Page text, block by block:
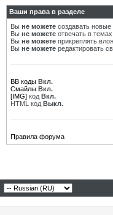
Ваши права в разделе
Вы не можете создавать
Вы не можете отвечать в темах
Вы не можете прикреплять
Вы не можете редактировать
BB коды Вкл.
Смайлы Вкл.
[IMG] код Вкл.
HTML код Выкл.
Правила форума